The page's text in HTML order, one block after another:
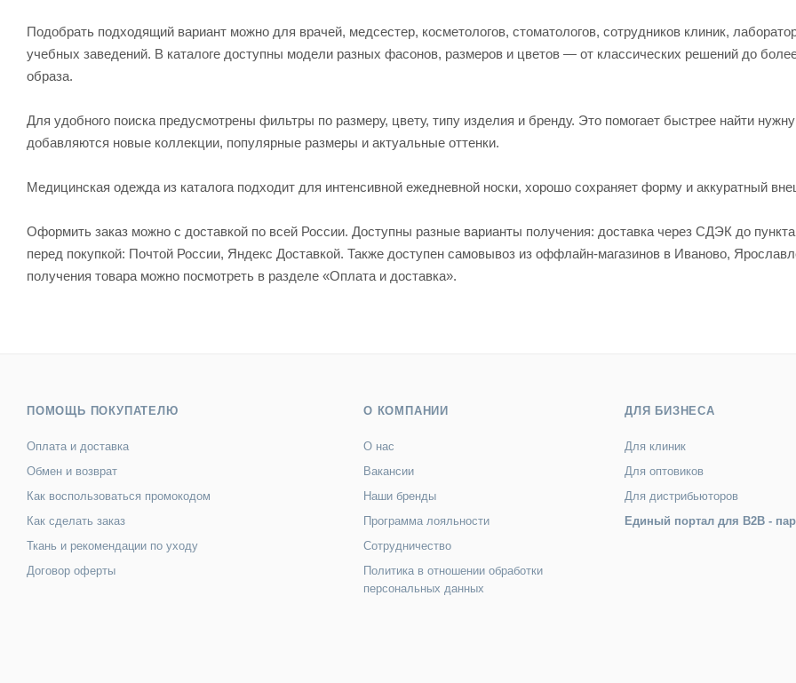
Подобрать подходящий вариант можно для врачей, медсестер, косметологов, стоматологов, сотрудников клиник,
учебных заведений. В каталоге доступны модели разных фасонов, размеров и цветов — от классических решений до
образа.
Для удобного поиска предусмотрены фильтры по размеру, цвету, типу изделия и бренду. Это помогает быстрее найти
добавляются новые коллекции, популярные размеры и актуальные оттенки.
Медицинская одежда из каталога подходит для интенсивной ежедневной носки, хорошо сохраняет форму и аккуратный
Оформить заказ можно с доставкой по всей России. Доступны разные варианты получения: доставка через СДЭК до
перед покупкой: Почтой России, Яндекс Доставкой. Также доступен самовывоз из оффлайн-магазинов в Иваново,
получения товара можно посмотреть в разделе «Оплата и доставка».
ПОМОЩЬ ПОКУПАТЕЛЮ
Оплата и доставка
Обмен и возврат
Как воспользоваться промокодом
Как сделать заказ
Ткань и рекомендации по уходу
Договор оферты
О КОМПАНИИ
О нас
Вакансии
Наши бренды
Программа лояльности
Сотрудничество
Политика в отношении обработки
персональных данных
ДЛЯ БИЗНЕСА
Для клиник
Для оптовиков
Для дистрибьюторов
Единый портал для B2B -